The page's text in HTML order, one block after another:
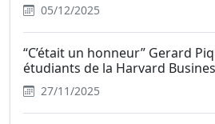
05/12/2025
“C’était un honneur” Gerard
étudiants de la Harvard
27/11/2025